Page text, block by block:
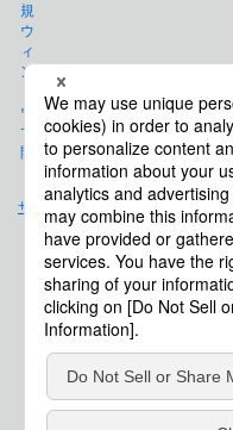
サイトマップ